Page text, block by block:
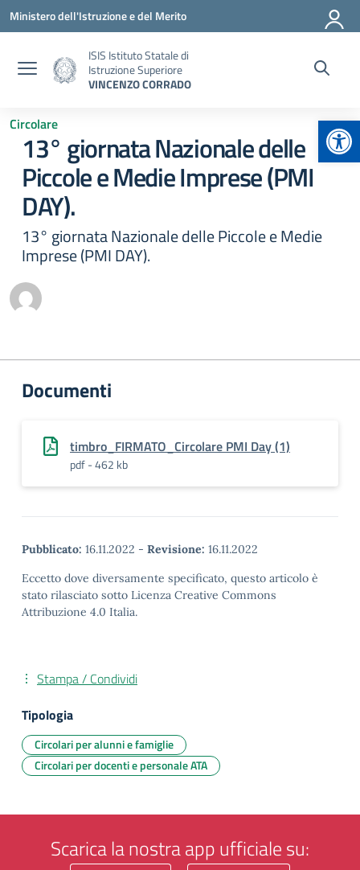
Vai ai contenuti
Vai al menu di navigazione
Vai al footer
Ministero dell'Istruzione e del Merito
ISIS Istituto Statale di
Istruzione Superiore
VINCENZO CORRADO
Circolare
13° giornata Nazionale delle
Piccole e Medie Imprese (PMI
DAY).
13° giornata Nazionale delle Piccole e Medie
Imprese (PMI DAY).
Documenti
timbro_FIRMATO_Circolare PMI Day (1)
pdf - 462 kb
Pubblicato: 16.11.2022 - Revisione: 16.11.2022
Eccetto dove diversamente specificato, questo articolo è
stato rilasciato sotto Licenza Creative Commons
Attribuzione 4.0 Italia.
Stampa / Condividi
Tipologia
Circolari per alunni e famiglie
Circolari per docenti e personale ATA
Scarica la nostra app ufficiale su: